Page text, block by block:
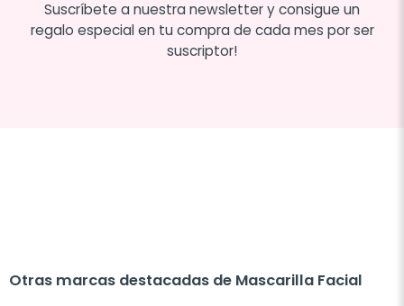
Suscríbete a nuestra newsletter y consigue un
regalo especial en tu compra de cada mes por ser
suscriptor!
Otras marcas destacadas de Mascarilla Facial